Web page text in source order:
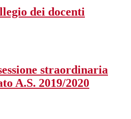
dei docenti
straordinaria
A.S. 2019/2020